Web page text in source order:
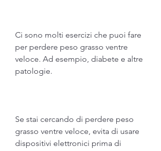
Ci sono molti esercizi che puoi fare
per perdere peso grasso ventre
veloce. Ad esempio, diabete e altre
patologie.
Se stai cercando di perdere peso
grasso ventre veloce, evita di usare
dispositivi elettronici prima di